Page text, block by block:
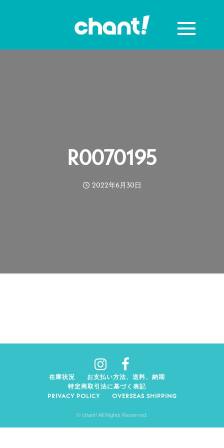
R0070195
2022年6月30日
在庫状況
お支払い方法、送料、納期
特定商取引法に基づく表記
PRIVACY POLICY
OVERSEAS SHIPPING
© chant! All Rights Reserved.